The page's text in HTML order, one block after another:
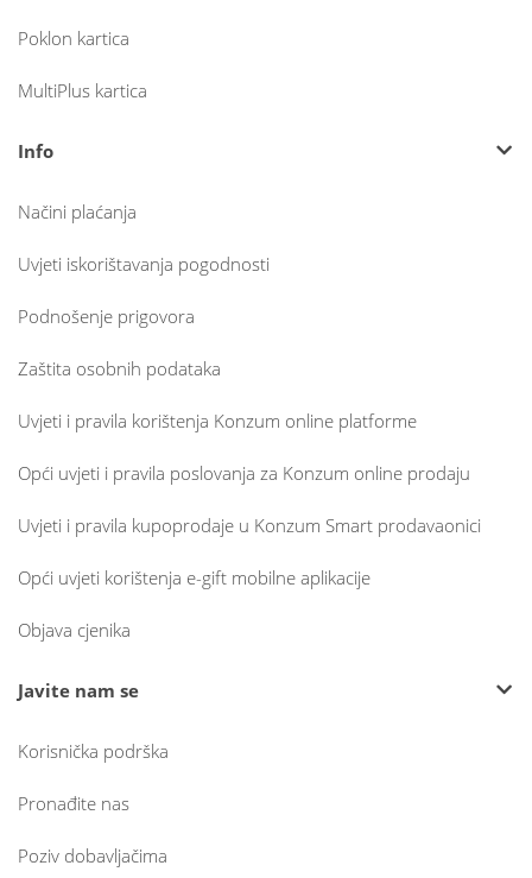
Poklon kartica
MultiPlus kartica
Info
Načini plaćanja
Uvjeti iskorištavanja pogodnosti
Podnošenje prigovora
Zaštita osobnih podataka
Uvjeti i pravila korištenja Konzum online platforme
Opći uvjeti i pravila poslovanja za Konzum online prodaju
Uvjeti i pravila kupoprodaje u Konzum Smart prodavaonici
Opći uvjeti korištenja e-gift mobilne aplikacije
Objava cjenika
Javite nam se
Korisnička podrška
Pronađite nas
Poziv dobavljačima